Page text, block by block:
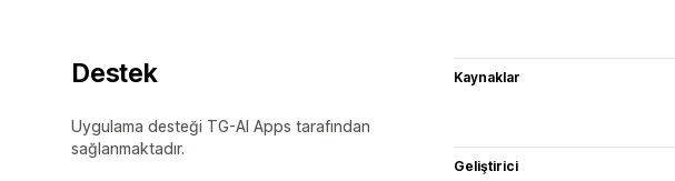
Destek
Uygulama desteği TG-AI Apps tarafından
sağlanmaktadır.
Kaynaklar
Geliştirici